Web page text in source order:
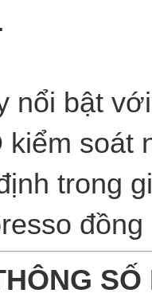
nổi bật
kiểm soát
trong